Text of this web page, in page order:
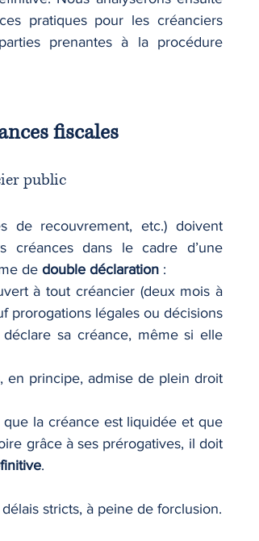
pratiques pour les créanciers
prenantes à la procédure
fiscales
public
de recouvrement, etc.) doivent
créances dans le cadre d’une
de double déclaration :
à tout créancier (deux mois à
prorogations légales ou décisions
sa créance, même si elle
en principe, admise de plein droit
la créance est liquidée et que
grâce à ses prérogatives, il doit
.
stricts, à peine de forclusion.